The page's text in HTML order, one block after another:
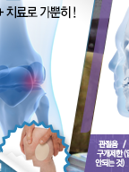
청정 한약관리